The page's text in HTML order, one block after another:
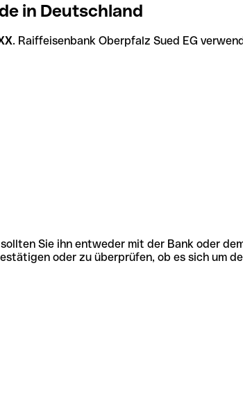
in Deutschland
. Raiffeisenbank Oberpfalz Sued EG
Sie ihn entweder mit der Bank oder
oder zu überprüfen, ob es sich um